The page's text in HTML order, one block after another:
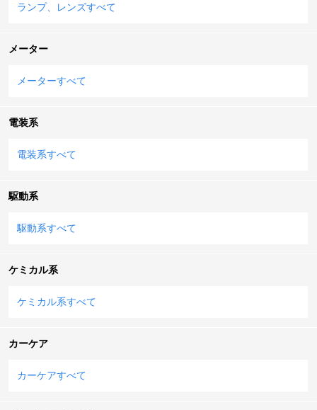
ランプ、レンズすべて
メーター
メーターすべて
電装系
電装系すべて
駆動系
駆動系すべて
ケミカル系
ケミカル系すべて
カーケア
カーケアすべて